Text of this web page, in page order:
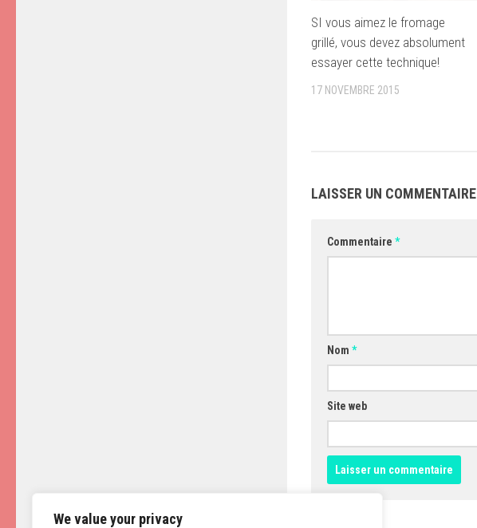
We value your privacy
SI vous aimez le fromage
grillé, vous devez absolument
essayer cette technique!
17 NOVEMBRE 2015
LAISSER UN COMMENTAIRE
Commentaire *
Nom *
Site web